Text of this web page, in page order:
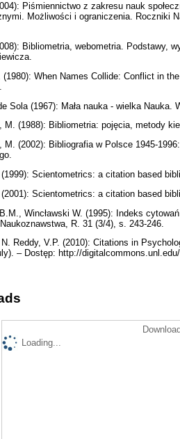
Piśmiennictwo z zakresu nauk
Możliwości i ograniczenia. Roczniki
Bibliometria, webometria. Podstawy,
(1980): When Names Collide: Conflict in
Sola (1967): Mała nauka - wielka Nauka.
M. (1988): Bibliometria: pojęcia, metody
M. (2002): Bibliografia w Polsce 1945-
Scientometrics: a citation based
Scientometrics: a citation based
Wincławski W. (1995): Indeks
R. 31 (3/4), s. 243-246.
Reddy, V.P. (2010): Citations in
– Dostęp: http://
Loading...